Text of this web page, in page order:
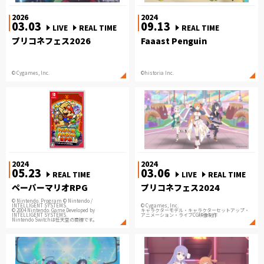
2026
03.03 LIVE REAL TIME
プリコネフェス2026
© Cygames, Inc.
2024
09.13 REAL TIME
Faaast Penguin
©historia Inc.
2024
05.23 REAL TIME
ペーパーマリオRPG
© Nintendo. Program © Nintendo /
INTELLIGENT SYSTEMS.
© 2004 Nintendo. Game Developed by
INTELLIGENT SYSTEMS.
Nintendo Switchは任天堂の商標です。
2024
03.06 LIVE REAL TIME
プリコネフェス2024
© Cygames, Inc.
キャラクターモデル・キャラクターセットアップ・
アニメーション・ライブCG映像制作